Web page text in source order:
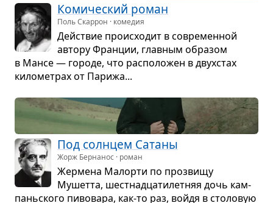
Коми­че­ский роман
Поль Скаррон · комедия
Действие про­ис­хо­дит в совре­мен­ной
автору Фран­ции, глав­ным обра­зом
в Мансе — городе, что рас­по­ло­жен в двух­стах
кило­мет­рах от Парижа...
Под солн­цем Сатаны
Жорж Бернанос · роман
Жер­мена Малорти по про­звищу
Мушетта, шест­на­дца­ти­лет­няя дочь кам­
пань­ского пиво­вара, как-то раз, войдя в сто­ло­вую